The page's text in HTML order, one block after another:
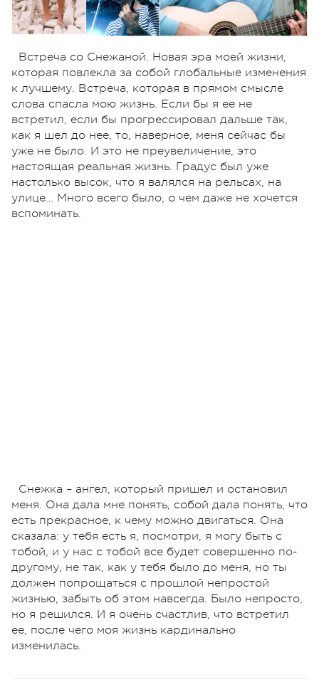
Встреча со Снежаной. Новая эра моей жизни,
которая повлекла за собой глобальные изменения
к лучшему. Встреча, которая в прямом смысле
слова спасла мою жизнь. Если бы я ее не
встретил, если бы прогрессировал дальше так,
как я шел до нее, то, наверное, меня сейчас бы
уже не было. И это не преувеличение, это
настоящая реальная жизнь. Градус был уже
настолько высок, что я валялся на рельсах, на
улице… Много всего было, о чем даже не хочется
вспоминать.
Снежка – ангел, который пришел и остановил
меня. Она дала мне понять, собой дала понять, что
есть прекрасное, к чему можно двигаться. Она
сказала: у тебя есть я, посмотри, я могу быть с
тобой, и у нас с тобой все будет совершенно по-
другому, не так, как у тебя было до меня, но ты
должен попрощаться с прошлой непростой
жизнью, забыть об этом навсегда. Было непросто,
но я решился. И я очень счастлив, что встретил
ее, после чего моя жизнь кардинально
изменилась.